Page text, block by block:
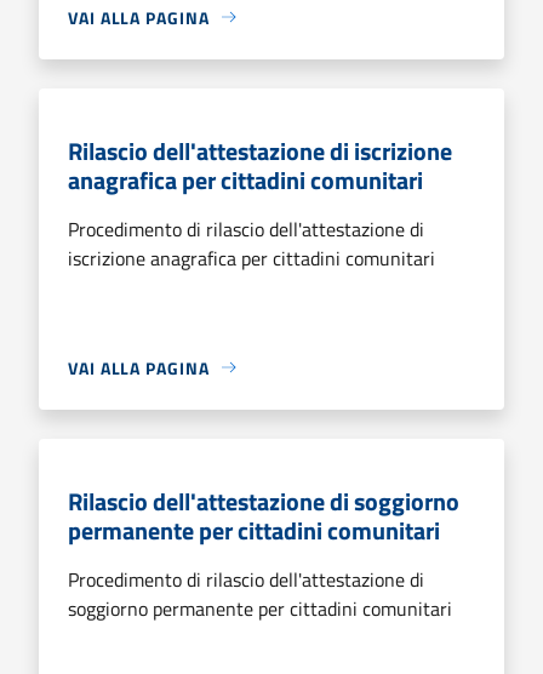
VAI ALLA PAGINA
Rilascio dell'attestazione di iscrizione
anagrafica per cittadini comunitari
Procedimento di rilascio dell'attestazione di
iscrizione anagrafica per cittadini comunitari
VAI ALLA PAGINA
Rilascio dell'attestazione di soggiorno
permanente per cittadini comunitari
Procedimento di rilascio dell'attestazione di
soggiorno permanente per cittadini comunitari